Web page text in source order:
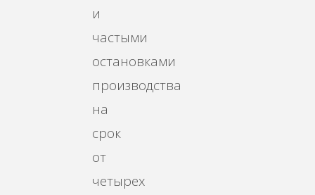
и
частыми
остановками
производства
на
срок
от
четырех